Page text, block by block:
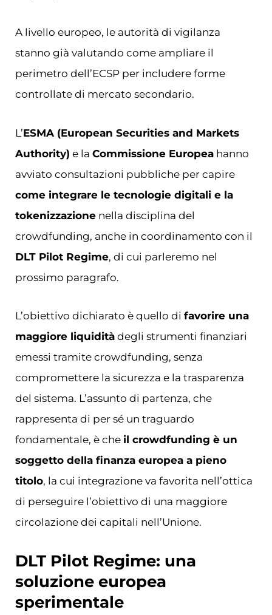
A livello europeo, le autorità di vigilanza
stanno già valutando come ampliare il
perimetro dell’ECSP per includere forme
controllate di mercato secondario.
L’ESMA (European Securities and Markets
Authority) e la Commissione Europea hanno
avviato consultazioni pubbliche per capire
come integrare le tecnologie digitali e la
tokenizzazione nella disciplina del
crowdfunding, anche in coordinamento con il
DLT Pilot Regime, di cui parleremo nel
prossimo paragrafo.
L’obiettivo dichiarato è quello di favorire una
maggiore liquidità degli strumenti finanziari
emessi tramite crowdfunding, senza
compromettere la sicurezza e la trasparenza
del sistema. L’assunto di partenza, che
rappresenta di per sé un traguardo
fondamentale, è che il crowdfunding è un
soggetto della finanza europea a pieno
titolo, la cui integrazione va favorita nell’ottica
di perseguire l’obiettivo di una maggiore
circolazione dei capitali nell’Unione.
DLT Pilot Regime: una
soluzione europea
sperimentale